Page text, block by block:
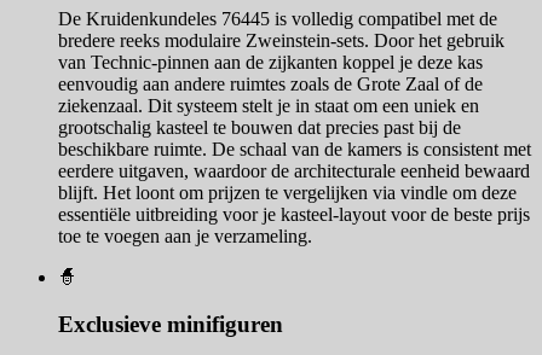
De Kruidenkundeles 76445 is volledig compatibel met de
bredere reeks modulaire Zweinstein-sets. Door het gebruik
van Technic-pinnen aan de zijkanten koppel je deze kas
eenvoudig aan andere ruimtes zoals de Grote Zaal of de
ziekenzaal. Dit systeem stelt je in staat om een uniek en
grootschalig kasteel te bouwen dat precies past bij de
beschikbare ruimte. De schaal van de kamers is consistent met
eerdere uitgaven, waardoor de architecturale eenheid bewaard
blijft. Het loont om prijzen te vergelijken via vindle om deze
essentiële uitbreiding voor je kasteel-layout voor de beste prijs
toe te voegen aan je verzameling.
🧙
Exclusieve minifiguren